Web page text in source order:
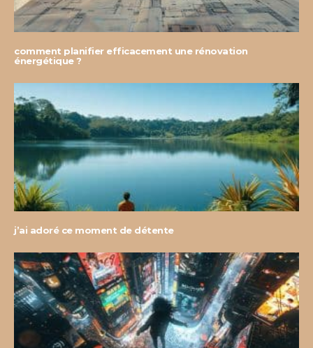
comment planifier efficacement une rénovation
énergétique ?
j’ai adoré ce moment de détente